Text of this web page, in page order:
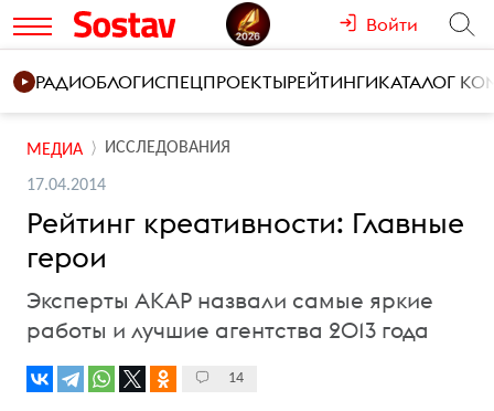
Войти
РАДИОБЛОГИСПЕЦПРОЕКТЫРЕЙТИНГИКАТАЛОГ
МЕДИА ИССЛЕДОВАНИЯ
17.04.2014
Рейтинг креативности: Главные
герои
Эксперты АКАР назвали самые яркие
работы и лучшие агентства 2013 года
14